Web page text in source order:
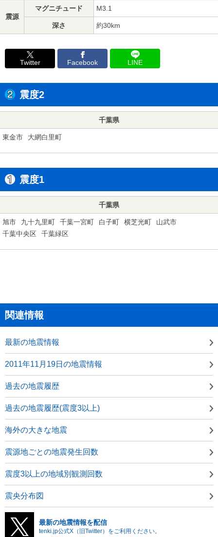
震源
マグニチュード M3.1
深さ 約30km
Twitter Facebook LINE
震度2
千葉県
東金市 大網白里町
震度1
千葉県
旭市 九十九里町 千葉一宮町 白子町 横芝光町
山武市
千葉中央区
千葉緑区
関連情報
最新の地震情報
2011年11月19日の地震情報
過去の地震履歴
過去の地震履歴(震度3以上)
海外の大きな地震
震源地ごとの地震発生回数
震度3以上の地域別観測回数
震央分布図
最新の地震情報を配信
tenki.jp公式X（旧Twitter）をご利用ください。